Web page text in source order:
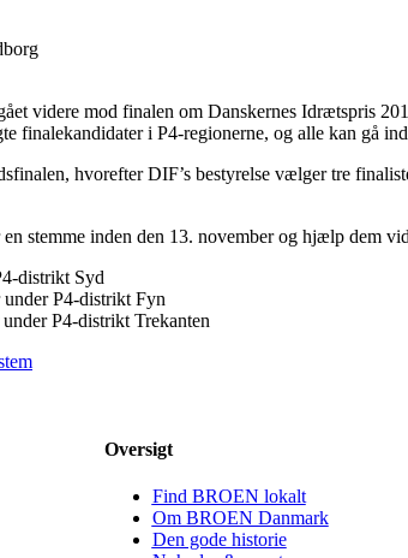
videre mod finalen om Danskernes Idrætspris
finalekandidater i P4-regionerne, og alle kan gå
hvorefter DIF’s bestyrelse vælger tre
stemme inden den 13. november og hjælp dem
distrikt Syd
P4-distrikt Fyn
P4-distrikt Trekanten
Oversigt
Find BROEN lokalt
Om BROEN Danmark
Den gode historie